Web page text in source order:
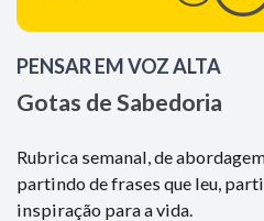
PENSAR EM VOZ ALTA
Gotas de Sabedoria
Rubrica semanal, de
partindo de frases que leu,
inspiração para a vida.